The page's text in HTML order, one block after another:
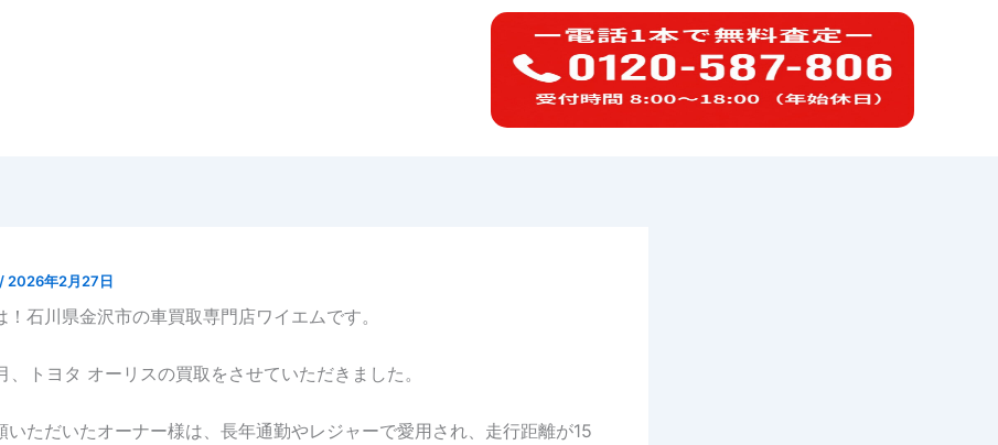
/2026年2月27日
！石川県金沢市の車買取専門店ワイエムです。
トヨタ オーリスの買取をさせていただきました。
いただいたオーナー様は、長年通勤やレジャーで愛用され、走行距離が15